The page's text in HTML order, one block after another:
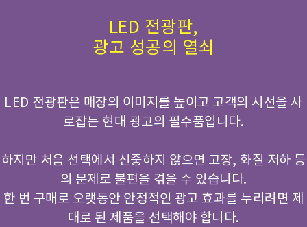
LED 전광판,
광고 성공의 열쇠
LED 전광판은 매장의 이미지를 높이고 고객의 시선을 사
로잡는 현대 광고의 필수품입니다.
하지만 처음 선택에서 신중하지 않으면 고장, 화질 저하 등
의 문제로 불편을 겪을 수 있습니다.
한 번 구매로 오랫동안 안정적인 광고 효과를 누리려면 제
대로 된 제품을 선택해야 합니다.